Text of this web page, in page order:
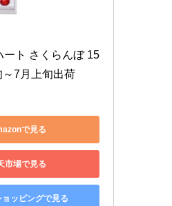
ート さくらんぼ 15
7月上旬出荷
で見る
市場で見る
ッピングで見る